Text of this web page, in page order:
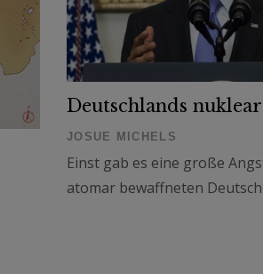
Deutschlands
JOSUE MICHELS
Einst gab es eine große
atomar bewaffneten